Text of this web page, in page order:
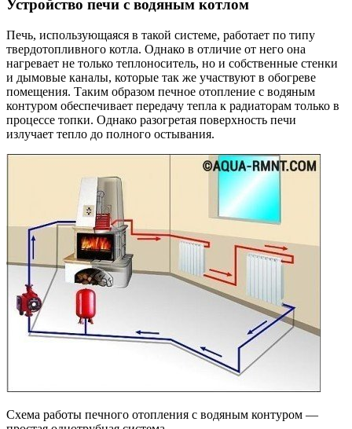
Устройство печи с водяным котлом
Печь, использующаяся в такой системе, работает по типу
твердотопливного котла. Однако в отличие от него она
нагревает не только теплоноситель, но и собственные стенки
и дымовые каналы, которые так же участвуют в обогреве
помещения. Таким образом печное отопление с водяным
контуром обеспечивает передачу тепла к радиаторам только в
процессе топки. Однако разогретая поверхность печи
излучает тепло до полного остывания.
Схема работы печного отопления с водяным контуром —